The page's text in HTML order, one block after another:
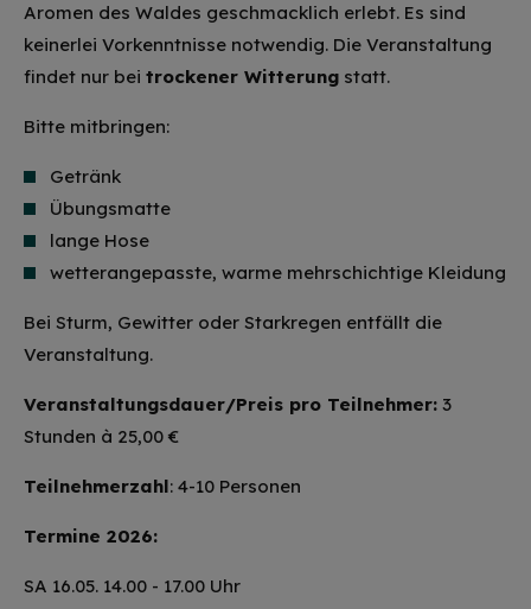
Aromen des Waldes geschmacklich erlebt. Es sind
keinerlei Vorkenntnisse notwendig. Die Veranstaltung
findet nur bei trockener Witterung statt.
Bitte mitbringen:
Getränk
Übungsmatte
lange Hose
wetterangepasste, warme mehrschichtige Kleidung
Bei Sturm, Gewitter oder Starkregen entfällt die
Veranstaltung.
Veranstaltungsdauer/Preis pro Teilnehmer: 3
Stunden à 25,00 €
Teilnehmerzahl: 4-10 Personen
Termine 2026:
SA 16.05. 14.00 - 17.00 Uhr